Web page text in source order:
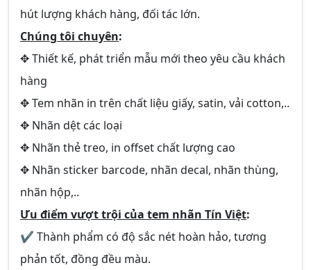
hút lượng khách hàng, đối tác lớn.
Chúng tôi chuyên:
✥ Thiết kế, phát triển mẫu mới theo yêu cầu khách
hàng
✥ Tem nhãn in trên chất liệu giấy, satin, vải cotton,..
✥ Nhãn dệt các loại
✥ Nhãn thẻ treo, in offset chất lượng cao
✥ Nhãn sticker barcode, nhãn decal, nhãn thùng,
nhãn hộp,..
Ưu điểm vượt trội của tem nhãn Tín Việt:
✔ Thành phẩm có độ sắc nét hoàn hảo, tương
phản tốt, đồng đều màu.